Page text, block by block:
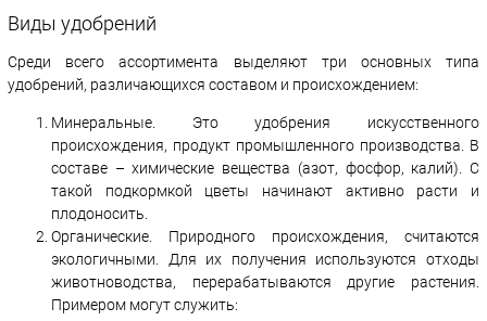
Виды удобрений
Среди всего ассортимента выделяют три основных типа
удобрений, различающихся составом и происхождением:
Минеральные. Это удобрения искусственного
происхождения, продукт промышленного производства. В
составе – химические вещества (азот, фосфор, калий). С
такой подкормкой цветы начинают активно расти и
плодоносить.
Органические. Природного происхождения, считаются
экологичными. Для их получения используются отходы
животноводства, перерабатываются другие растения.
Примером могут служить: